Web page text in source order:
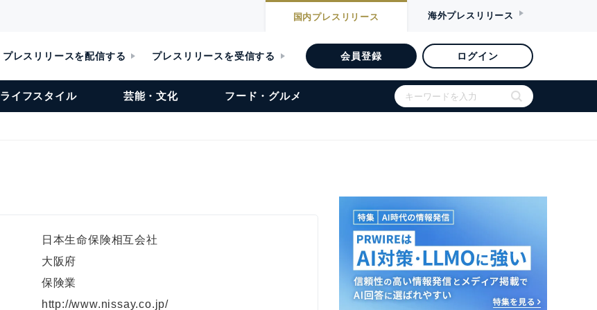
国内プレスリリース 海外プレスリリース
プレスリリースを配信する プレスリリースを受信する 会員登録 ログイン
ライフスタイル 芸能・文化 フード・グルメ
日本生命保険相互会社
大阪府
保険業
http://www.nissay.co.jp/